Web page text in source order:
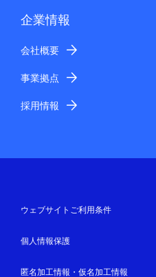
企業情報
会社概要
事業拠点
採用情報
ウェブサイトご利用条件
個人情報保護
匿名加工情報・仮名加工情報